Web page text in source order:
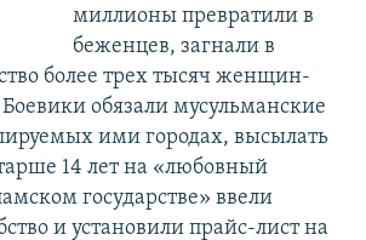
миллионы превратили в
беженцев, загнали в
более трех тысяч женщин-
обязали мусульманские
ими городах, высылать
14 лет на «любовный
государстве» ввели
и установили прайс-лист на